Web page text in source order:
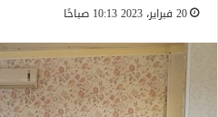
20 فبراير، 2023 10:13 صباحًا